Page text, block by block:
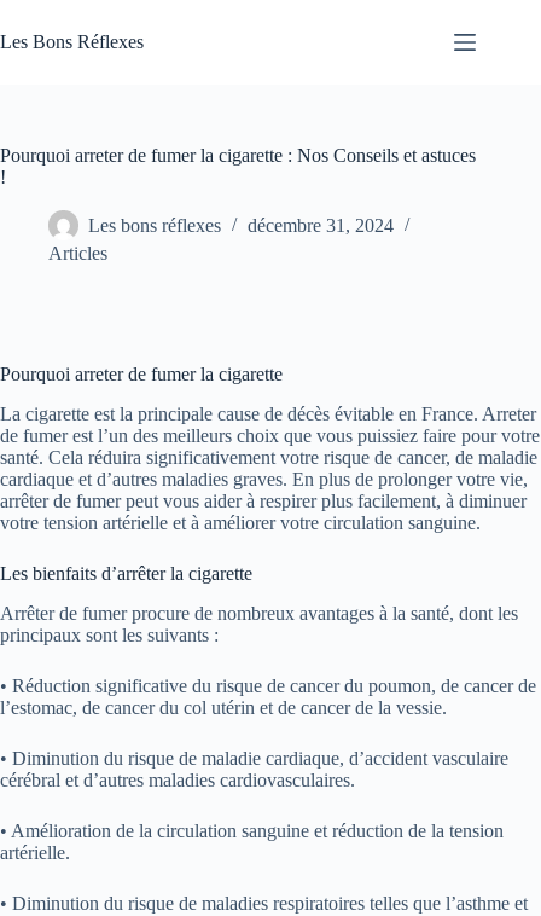
au
contenu
Les Bons Réflexes
Pourquoi arreter de fumer la cigarette : Nos Conseils et astuces
!
Les bons réflexes
décembre 31, 2024
Articles
Pourquoi arreter de fumer la cigarette
La cigarette est la principale cause de décès évitable en France. Arreter
de fumer est l’un des meilleurs choix que vous puissiez faire pour votre
santé. Cela réduira significativement votre risque de cancer, de maladie
cardiaque et d’autres maladies graves. En plus de prolonger votre vie,
arrêter de fumer peut vous aider à respirer plus facilement, à diminuer
votre tension artérielle et à améliorer votre circulation sanguine.
Les bienfaits d’arrêter la cigarette
Arrêter de fumer procure de nombreux avantages à la santé, dont les
principaux sont les suivants :
• Réduction significative du risque de cancer du poumon, de cancer de
l’estomac, de cancer du col utérin et de cancer de la vessie.
• Diminution du risque de maladie cardiaque, d’accident vasculaire
cérébral et d’autres maladies cardiovasculaires.
• Amélioration de la circulation sanguine et réduction de la tension
artérielle.
• Diminution du risque de maladies respiratoires telles que l’asthme et